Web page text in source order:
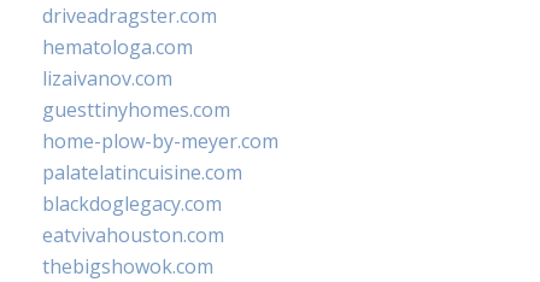
driveadragster.com
hematologa.com
lizaivanov.com
guesttinyhomes.com
home-plow-by-meyer.com
palatelatincuisine.com
blackdoglegacy.com
eatvivahouston.com
thebigshowok.com